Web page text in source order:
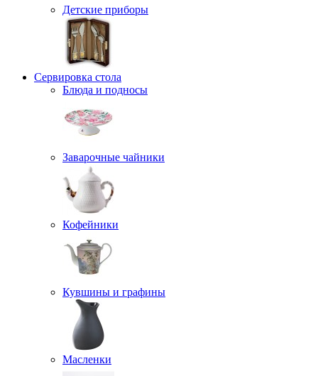
Детские приборы
Сервировка стола
Блюда и подносы
Заварочные чайники
Кофейники
Кувшины и графины
Масленки